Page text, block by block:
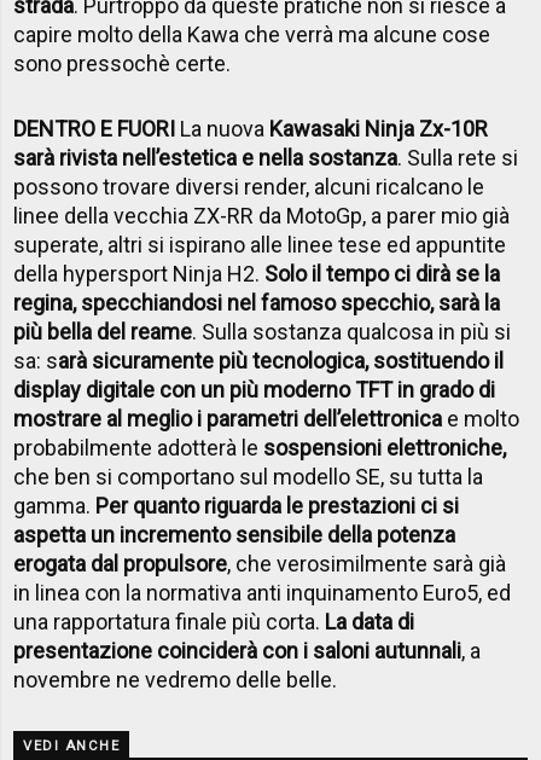
strada. Purtroppo da queste pratiche non si riesce a
capire molto della Kawa che verrà ma alcune cose
sono pressochè certe.
DENTRO E FUORI La nuova Kawasaki Ninja Zx-10R
sarà rivista nell’estetica e nella sostanza. Sulla rete si
possono trovare diversi render, alcuni ricalcano le
linee della vecchia ZX-RR da MotoGp, a parer mio già
superate, altri si ispirano alle linee tese ed appuntite
della hypersport Ninja H2. Solo il tempo ci dirà se la
regina, specchiandosi nel famoso specchio, sarà la
più bella del reame. Sulla sostanza qualcosa in più si
sa: sarà sicuramente più tecnologica, sostituendo il
display digitale con un più moderno TFT in grado di
mostrare al meglio i parametri dell’elettronica e molto
probabilmente adotterà le sospensioni elettroniche,
che ben si comportano sul modello SE, su tutta la
gamma. Per quanto riguarda le prestazioni ci si
aspetta un incremento sensibile della potenza
erogata dal propulsore, che verosimilmente sarà già
in linea con la normativa anti inquinamento Euro5, ed
una rapportatura finale più corta. La data di
presentazione coinciderà con i saloni autunnali, a
novembre ne vedremo delle belle.
VEDI ANCHE